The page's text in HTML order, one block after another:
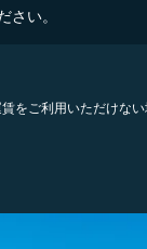
い。
ご利用いただけな